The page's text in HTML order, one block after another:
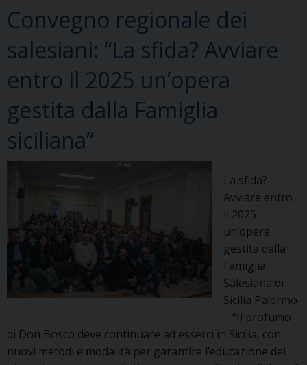
150
ragazze
e
all’Istituto
salesiano
Gesù
Convegno regionale dei
salesiani: “La sfida? Avviare
entro il 2025 un’opera
gestita dalla Famiglia
siciliana”
La sfida?
Avviare entro
il 2025
un’opera
gestita dalla
Famiglia
Salesiana di
Sicilia Palermo
– “Il profumo
di Don Bosco deve continuare ad esserci in Sicilia, con
nuovi metodi e modalità per garantire l’educazione dei